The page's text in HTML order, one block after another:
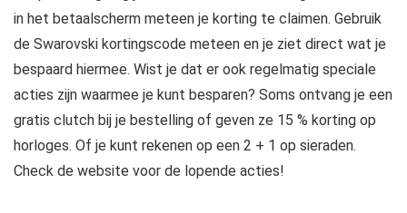
in het betaalscherm meteen je korting te claimen. Gebruik
de Swarovski kortingscode meteen en je ziet direct wat je
bespaard hiermee. Wist je dat er ook regelmatig speciale
acties zijn waarmee je kunt besparen? Soms ontvang je een
gratis clutch bij je bestelling of geven ze 15 % korting op
horloges. Of je kunt rekenen op een 2 + 1 op sieraden.
Check de website voor de lopende acties!